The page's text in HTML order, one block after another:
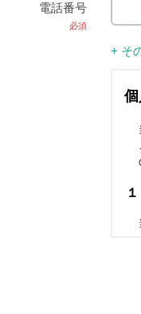
電話番号
必須
+ そ